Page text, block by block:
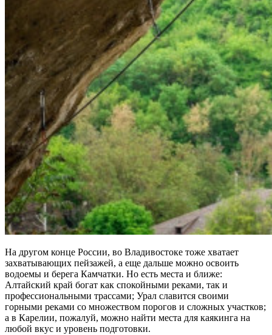
На другом конце России, во Владивостоке тоже хватает
захватывающих пейзажей, а еще дальше можно освоить
водоемы и берега Камчатки. Но есть места и ближе:
Алтайский край богат как спокойными реками, так и
профессиональными трассами; Урал славится своими
горными реками со множеством порогов и сложных участков;
а в Карелии, пожалуй, можно найти места для каякинга на
любой вкус и уровень подготовки.